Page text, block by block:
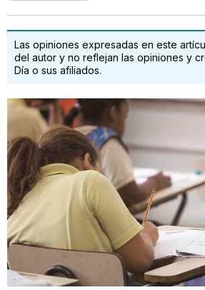
Las opiniones expresadas en este
del autor y no reflejan las opiniones y
Día o sus afiliados.